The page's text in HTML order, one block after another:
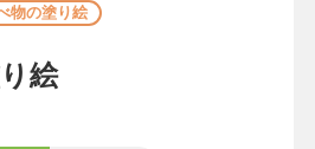
物の塗り絵
絵